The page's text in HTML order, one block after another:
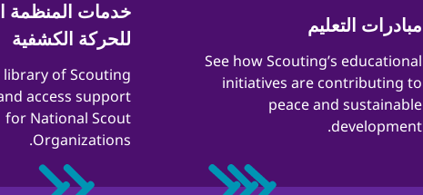
مبادرات التعليم
​​See how Scouting’s educational
initiatives are contributing to
peace and sustainable
development.
خدمات المنظمة
للحركة الكشفية
library of Scouting
access support
for National Scout
Organizations.